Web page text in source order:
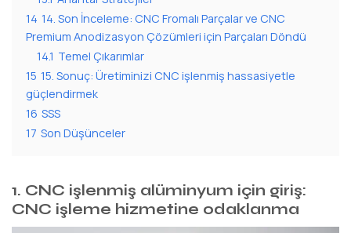
14 14. Son İnceleme: CNC Fromalı Parçalar ve CNC
Premium Anodizasyon Çözümleri için Parçaları Döndü
14.1 Temel Çıkarımlar
15 15. Sonuç: Üretiminizi CNC işlenmiş hassasiyetle
güçlendirmek
16 SSS
17 Son Düşünceler
1. CNC işlenmiş alüminyum için giriş:
CNC işleme hizmetine odaklanma